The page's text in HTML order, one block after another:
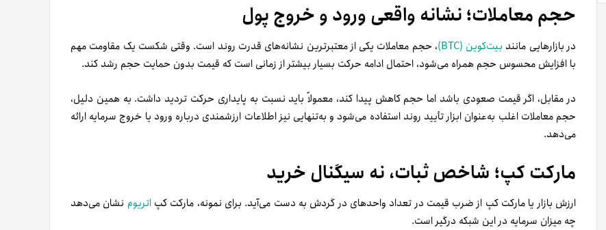
حجم معاملات؛ نشانه واقعی ورود و خروج پول
در بازارهایی مانند بیت‌کوین (BTC)
، حجم معاملات یکی از معتبرترین نشانه‌های قدرت روند است. وقتی شکست یک مقاومت مهم
با افزایش محسوس حجم همراه می‌شود، احتمال ادامه حرکت بسیار بیشتر از زمانی است که قیمت بدون حمایت حجم رشد کند.
در مقابل، اگر قیمت صعودی باشد اما حجم کاهش پیدا کند، معمولاً باید نسبت به پایداری حرکت تردید داشت. به همین دلیل،
حجم معاملات اغلب به‌عنوان ابزار تأیید روند استفاده می‌شود و به‌تنهایی نیز اطلاعات ارزشمندی درباره ورود یا خروج سرمایه ارائه
می‌دهد.
مارکت کپ؛ شاخص ثبات، نه سیگنال خرید
ارزش بازار یا مارکت کپ از ضرب قیمت در تعداد واحدهای در گردش به دست می‌آید. برای نمونه، مارکت کپاتریوم نشان می‌دهد
چه میزان سرمایه در این شبکه درگیر است.